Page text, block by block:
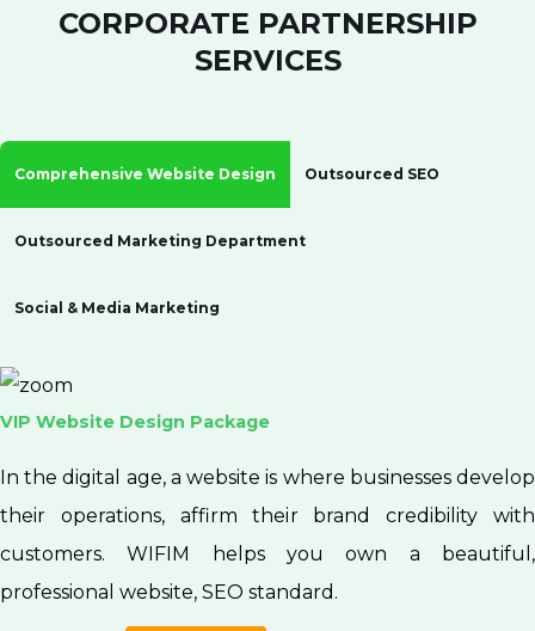
CORPORATE PARTNERSHIP
SERVICES
Comprehensive Website Design Outsourced SEO
Outsourced Marketing Department
Social & Media Marketing
VIP Website Design Package
In the digital age, a website is where businesses develop
their operations, affirm their brand credibility with
customers. WIFIM helps you own a beautiful,
professional website, SEO standard.